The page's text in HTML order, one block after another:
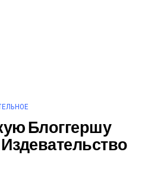
Блоггершу